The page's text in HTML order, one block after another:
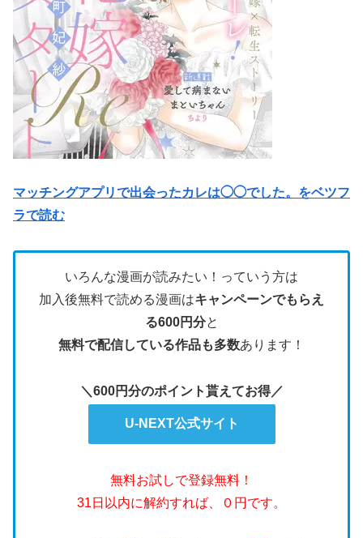
マッチングアプリで出会ったカレは◯◯でした。をベツフ
ラで読む
いろんな漫画が読みたい！っていう方は
加入後無料で読める漫画はキャンペーンでもらえ
る600円分と
無料で配信している作品も多数あります！
＼600円分のポイント貰えてお得／
U-NEXT公式サイト
無料お試しで登録無料！
31日以内に解約すれば、０円です。